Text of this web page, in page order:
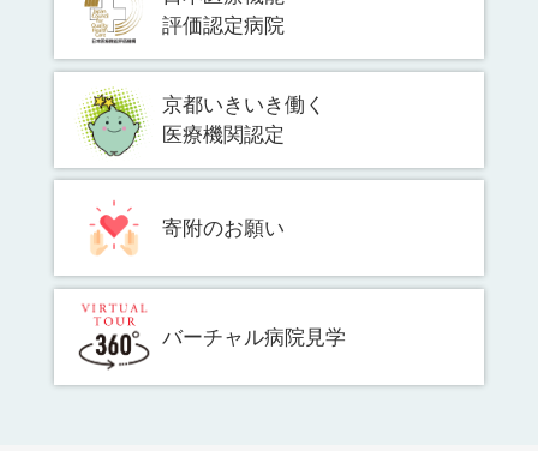
評価認定病院
京都いきいき働く
医療機関認定
寄附のお願い
バーチャル病院見学